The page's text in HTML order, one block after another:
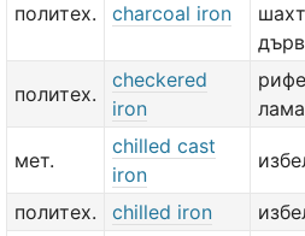
политех. charcoal iron
политех.
checkered
iron
мет.
chilled cast
iron
политех. chilled iron